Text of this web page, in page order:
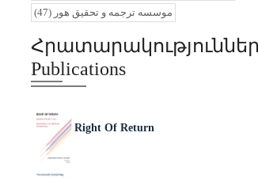
موسسه ترجمه و تحقیق هور (47)
Publications
Right Of Return